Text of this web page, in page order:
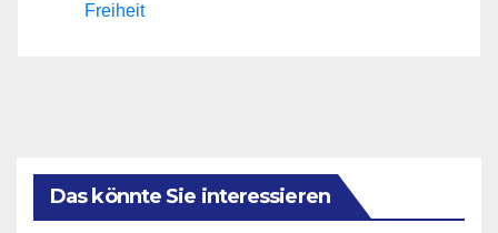
Freiheit
Das könnte Sie interessieren